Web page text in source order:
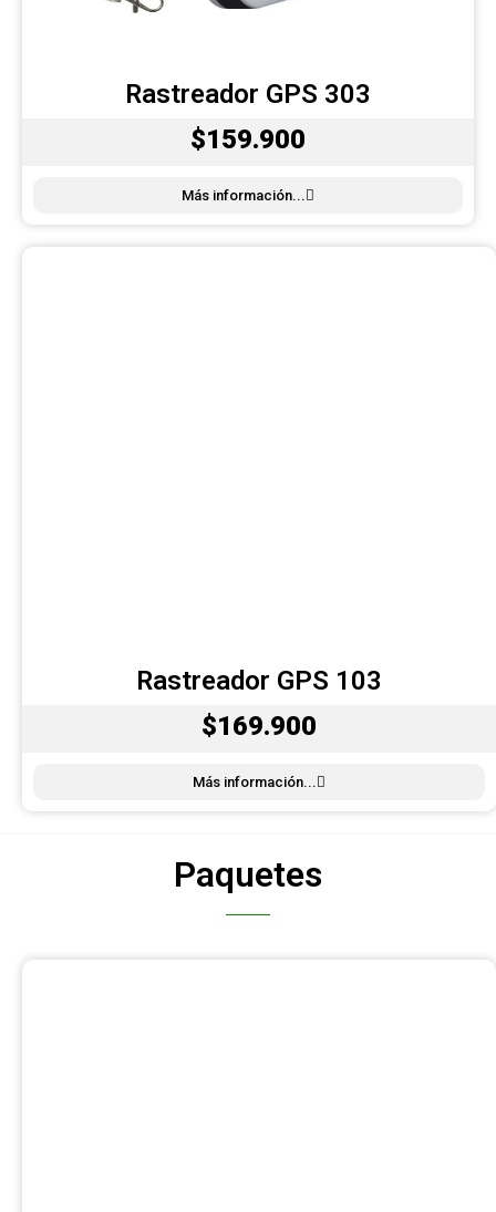
Rastreador GPS 303
$159.900
Más información...
Rastreador GPS 103
$169.900
Más información...
Paquetes